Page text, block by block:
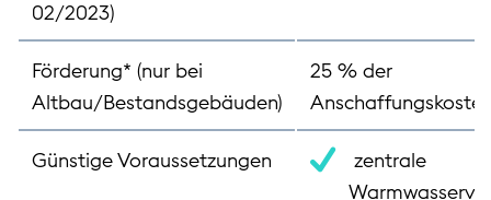
02/2023)
Förderung* (nur bei
Altbau/Bestandsgebäuden)
25 % der
Günstige Voraussetzungen
zentrale